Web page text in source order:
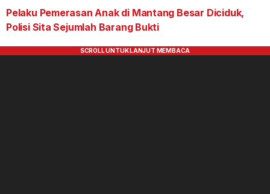
Pelaku Pemerasan Anak di Mantang Besar Diciduk,
Polisi Sita Sejumlah Barang Bukti